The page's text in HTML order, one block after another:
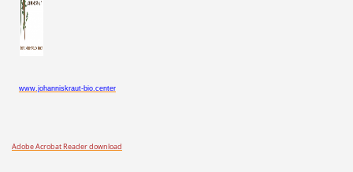
www.johanniskraut-bio.center
Adobe Acrobat Reader download